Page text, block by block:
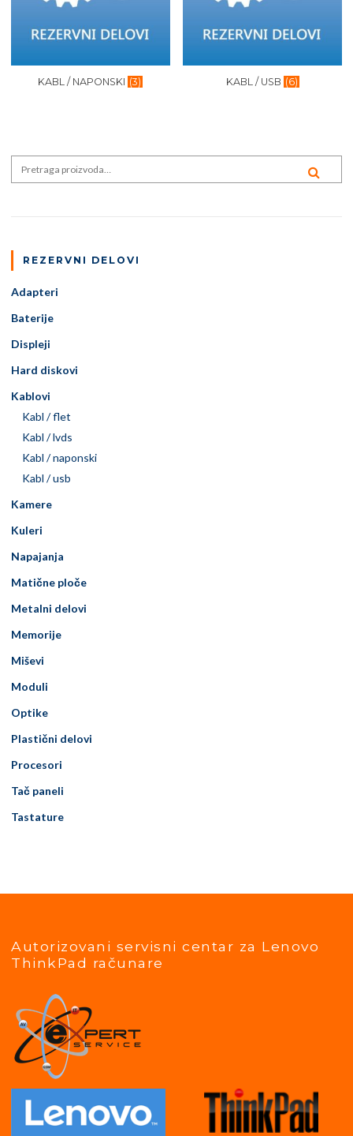
KABL / NAPONSKI (3) KABL / USB (6)
Search for:
REZERVNI DELOVI
Adapteri
Baterije
Displeji
Hard diskovi
Kablovi
Kabl / flet
Kabl / lvds
Kabl / naponski
Kabl / usb
Kamere
Kuleri
Napajanja
Matične ploče
Metalni delovi
Memorije
Miševi
Moduli
Optike
Plastični delovi
Procesori
Tač paneli
Tastature
Autorizovani servisni centar za Lenovo
ThinkPad računare